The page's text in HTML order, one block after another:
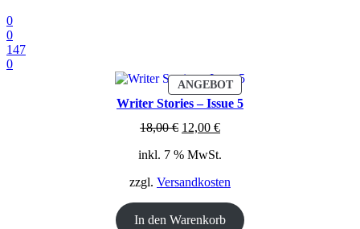
0
0
147
0
ANGEBOTPRODUKT
IM
ANGEBOT
Writer Stories – Issue 5
18,00€ Ursprünglicher
war:
12,00 €Aktueller
ist:
inkl. 7 % MwSt.
zzgl. Versandkosten
In den Warenkorb